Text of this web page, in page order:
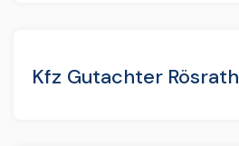
Kfz Gutachter Rösrath